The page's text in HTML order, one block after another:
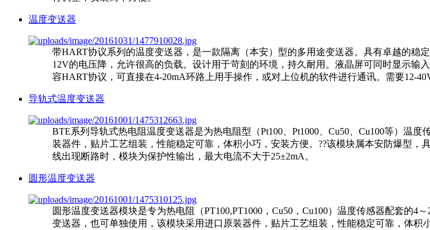
温度变送器
带HART协议系列的温度变送器，是一款隔离（本安）型的多用途变送器。具有卓越的稳
12V的电压降，允许很高的负载。设计用于苛刻的环境，持久耐用。液晶屏可同时显示
容HART协议，可直接在4-20mA环路上用手操作，或对上位机的软件进行通讯。需要12-
导轨式温度变送器
BTE系列导轨式热电阻温度变送器是为热电阻型（Pt100、Pt1000、Cu50、Cu100等）温
装器件，贴片工艺组装，性能稳定可靠，体积小巧，安装方便。??该模块属本安防爆型
线出现断路时，模块为保护性输出，最大电流不大于25±2mA。
圆形温度变送器
圆形温度变送器模块是专为热电阻（PT100,PT1000，Cu50，Cu100）温度传感器配套的
变送器，也可单独使用，该模块采用进口原装器件，贴片工艺组装，性能稳定可靠，体